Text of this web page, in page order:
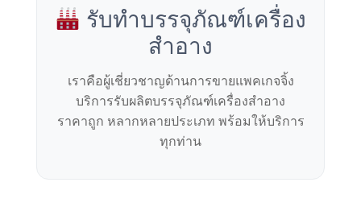
รับทำบรรจุภัณฑ์เครื่อง
สำอาง
เราคือผู้เชี่ยวชาญด้านการขายแพคเกจจิ้ง
บริการรับผลิตบรรจุภัณฑ์เครื่องสำอาง
ราคาถูก หลากหลายประเภท พร้อมให้บริการ
ทุกท่าน